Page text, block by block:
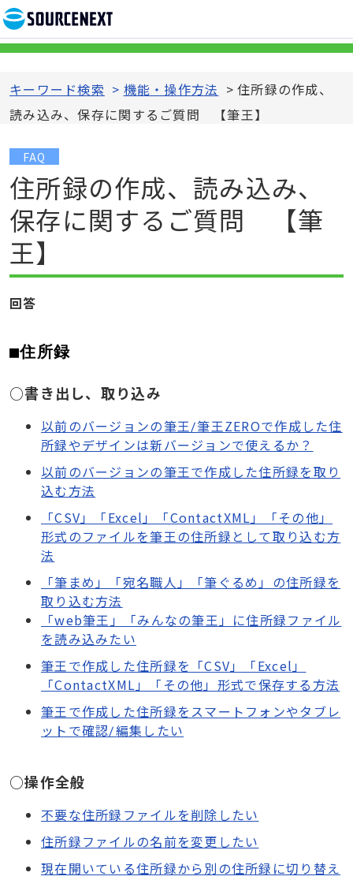
キーワード検索 > 機能・操作方法 > 住所録の作成、
読み込み、保存に関するご質問 【筆王】
FAQ
住所録の作成、読み込み、
保存に関するご質問 【筆
王】
回答
■住所録
○書き出し、取り込み
以前のバージョンの筆王/筆王ZEROで作成した住
所録やデザインは新バージョンで使えるか？
以前のバージョンの筆王で作成した住所録を取り
込む方法
「CSV」「Excel」「ContactXML」「その他」
形式のファイルを筆王の住所録として取り込む方
法
「筆まめ」「宛名職人」「筆ぐるめ」の住所録を
取り込む方法
「web筆王」「みんなの筆王」に住所録ファイル
を読み込みたい
筆王で作成した住所録を「CSV」「Excel」
「ContactXML」「その他」形式で保存する方法
筆王で作成した住所録をスマートフォンやタブレ
ットで確認/編集したい
○操作全般
不要な住所録ファイルを削除したい
住所録ファイルの名前を変更したい
現在開いている住所録から別の住所録に切り替え